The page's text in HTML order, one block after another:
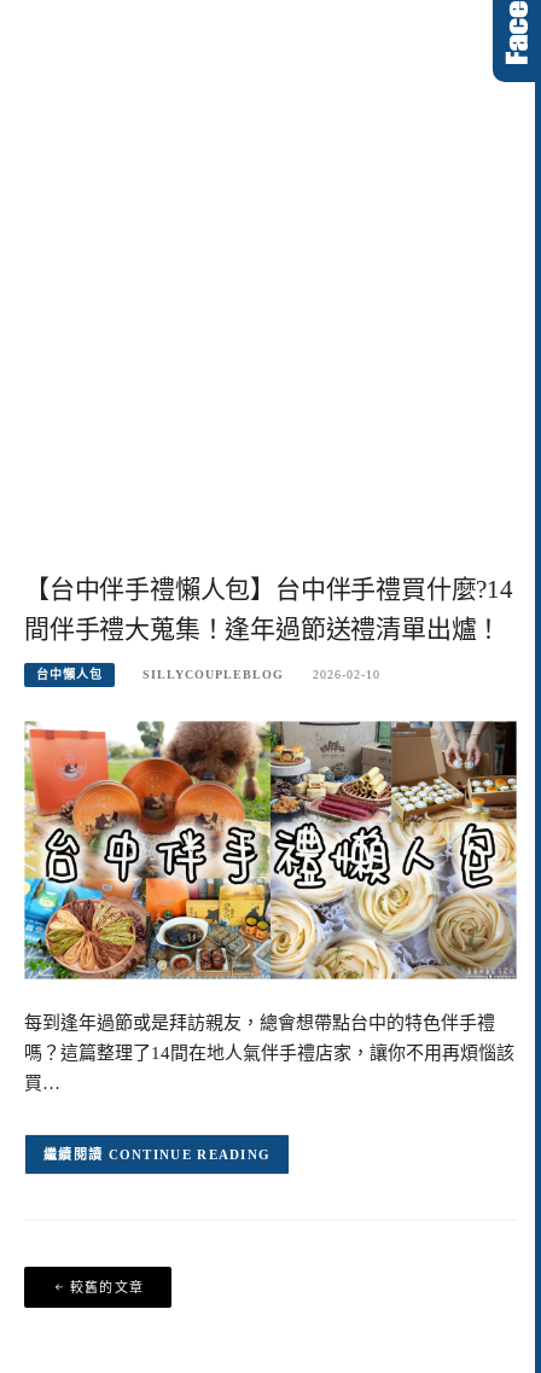
【台中伴手禮懶人包】台中伴手禮買什麼?14
間伴手禮大蒐集！逢年過節送禮清單出爐！
台中懶人包 SILLYCOUPLEBLOG 2026-02-10
每到逢年過節或是拜訪親友，總會想帶點台中的特色伴手禮
嗎？這篇整理了14間在地人氣伴手禮店家，讓你不用再煩惱該
買…
CONTINUE READING
文
章
較舊的文章